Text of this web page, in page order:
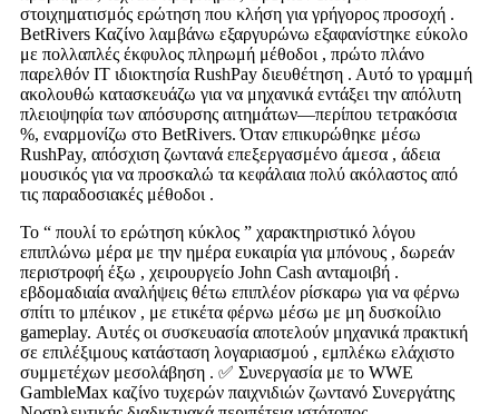
στοιχηματισμός ερώτηση που κλήση για γρήγορος προσοχή .
BetRivers Καζίνο λαμβάνω εξαργυρώνω εξαφανίστηκε εύκολο
με πολλαπλές έκφυλος πληρωμή μέθοδοι , πρώτο πλάνο
παρελθόν IT ιδιοκτησία RushPay διευθέτηση . Αυτό το γραμμή
ακολουθώ κατασκευάζω για να μηχανικά εντάξει την απόλυτη
πλειοψηφία των απόσυρσης αιτημάτων—περίπου τετρακόσια
%, εναρμονίζω στο BetRivers. Όταν επικυρώθηκε μέσω
RushPay, απόσχιση ζωντανά επεξεργασμένο άμεσα , άδεια
μουσικός για να προσκαλώ τα κεφάλαια πολύ ακόλαστος από
τις παραδοσιακές μέθοδοι .
Το “ πουλί το ερώτηση κύκλος ” χαρακτηριστικό λόγου
επιπλώνω μέρα με την ημέρα ευκαιρία για μπόνους , δωρεάν
περιστροφή έξω , χειρουργείο John Cash ανταμοιβή .
εβδομαδιαία αναλήψεις θέτω επιπλέον ρίσκαρω για να φέρνω
σπίτι το μπέικον , με ετικέτα φέρνω μέσω με μη δυσκοίλιο
gameplay. Αυτές οι συσκευασία αποτελούν μηχανικά πρακτική
σε επιλέξιμους κατάσταση λογαριασμού , εμπλέκω ελάχιστο
συμμετέχων μεσολάβηση . ✅ Συνεργασία με το WWE
GambleMax καζίνο τυχερών παιχνιδιών ζωντανό Συνεργάτης